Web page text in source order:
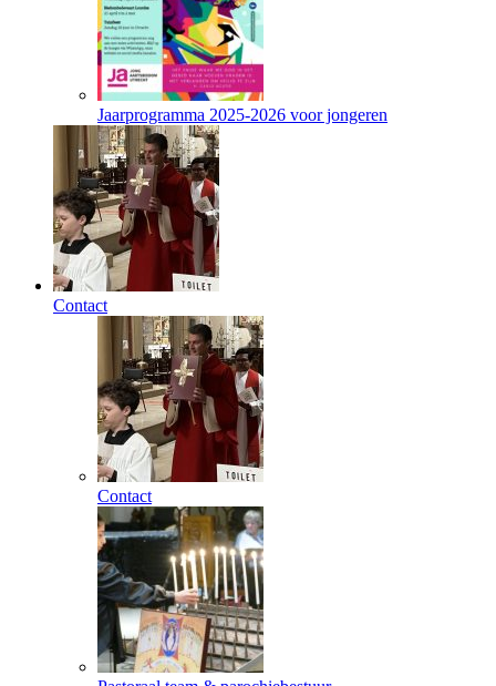
Jaarprogramma 2025-2026 voor jongeren
Contact
Contact